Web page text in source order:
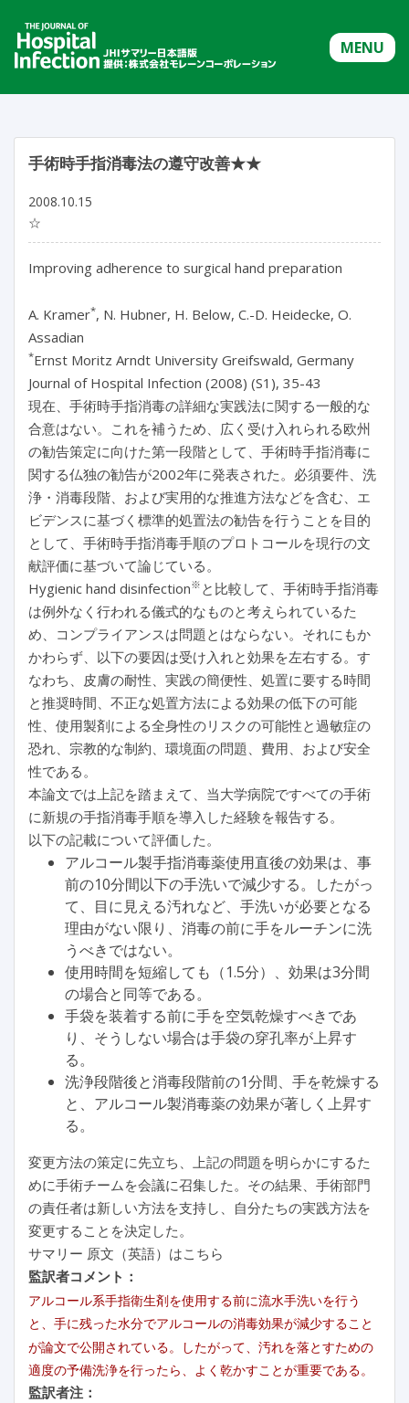
MENU
手術時手指消毒法の遵守改善★★
2008.10.15
☆
Improving adherence to surgical hand preparation
A. Kramer*, N. Hubner, H. Below, C.-D. Heidecke, O.
Assadian
*Ernst Moritz Arndt University Greifswald, Germany
Journal of Hospital Infection (2008) (S1), 35-43
現在、手術時手指消毒の詳細な実践法に関する一般的な
合意はない。これを補うため、広く受け入れられる欧州
の勧告策定に向けた第一段階として、手術時手指消毒に
関する仏独の勧告が2002年に発表された。必須要件、洗
浄・消毒段階、および実用的な推進方法などを含む、エ
ビデンスに基づく標準的処置法の勧告を行うことを目的
として、手術時手指消毒手順のプロトコールを現行の文
献評価に基づいて論じている。
Hygienic hand disinfection※ と比較して、手術時手指消毒
は例外なく行われる儀式的なものと考えられているた
め、コンプライアンスは問題とはならない。それにもか
かわらず、以下の要因は受け入れと効果を左右する。す
なわち、皮膚の耐性、実践の簡便性、処置に要する時間
と推奨時間、不正な処置方法による効果の低下の可能
性、使用製剤による全身性のリスクの可能性と過敏症の
恐れ、宗教的な制約、環境面の問題、費用、および安全
性である。
本論文では上記を踏まえて、当大学病院ですべての手術
に新規の手指消毒手順を導入した経験を報告する。
以下の記載について評価した。
アルコール製手指消毒薬使用直後の効果は、事
前の10分間以下の手洗いで減少する。したがっ
て、目に見える汚れなど、手洗いが必要となる
理由がない限り、消毒の前に手をルーチンに洗
うべきではない。
使用時間を短縮しても（1.5分）、効果は3分間
の場合と同等である。
手袋を装着する前に手を空気乾燥すべきであ
り、そうしない場合は手袋の穿孔率が上昇す
る。
洗浄段階後と消毒段階前の1分間、手を乾燥する
と、アルコール製消毒薬の効果が著しく上昇す
る。
変更方法の策定に先立ち、上記の問題を明らかにするた
めに手術チームを会議に召集した。その結果、手術部門
の責任者は新しい方法を支持し、自分たちの実践方法を
変更することを決定した。
サマリー 原文（英語）はこちら
監訳者コメント：
アルコール系手指衛生剤を使用する前に流水手洗いを行う
と、手に残った水分でアルコールの消毒効果が減少すること
が論文で公開されている。したがって、汚れを落とすための
適度の予備洗浄を行ったら、よく乾かすことが重要である。
監訳者注：